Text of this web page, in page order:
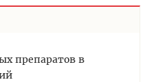
препаратов в